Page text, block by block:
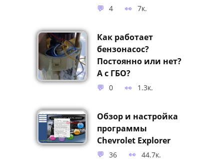
4 7к.
Как работает
бензонасос?
Постоянно или нет?
А с ГБО?
0 1.3к.
Обзор и настройка
программы
Chevrolet Explorer
36 44.7к.